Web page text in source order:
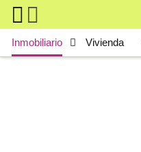
Skip to main content
Main navigation
Inmobiliario Vivienda